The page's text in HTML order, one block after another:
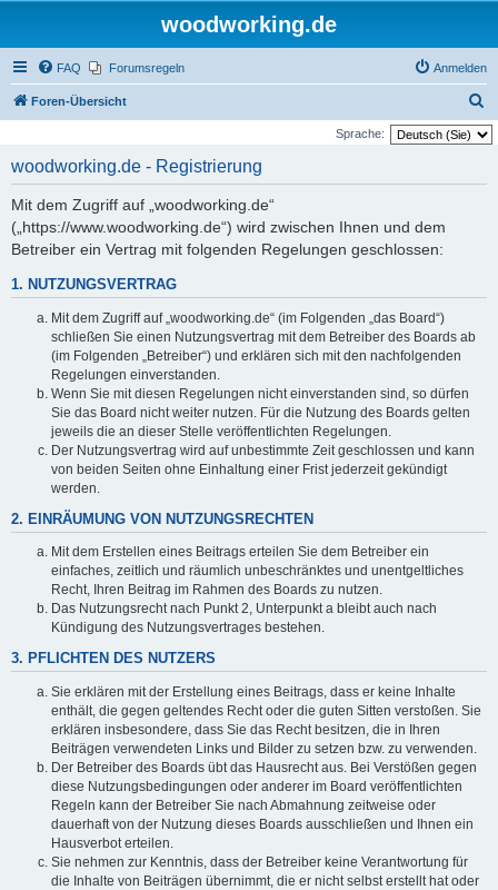
woodworking.de
FAQ Forumsregeln Anmelden
Foren-Übersicht
u
Sprache:
woodworking.de - Registrierung
Mit dem Zugriff auf „woodworking.de“
(„https://www.woodworking.de“) wird zwischen Ihnen und dem
Betreiber ein Vertrag mit folgenden Regelungen geschlossen:
1. NUTZUNGSVERTRAG
Mit dem Zugriff auf „woodworking.de“ (im Folgenden „das Board“)
schließen Sie einen Nutzungsvertrag mit dem Betreiber des Boards ab
(im Folgenden „Betreiber“) und erklären sich mit den nachfolgenden
Regelungen einverstanden.
Wenn Sie mit diesen Regelungen nicht einverstanden sind, so dürfen
Sie das Board nicht weiter nutzen. Für die Nutzung des Boards gelten
jeweils die an dieser Stelle veröffentlichten Regelungen.
Der Nutzungsvertrag wird auf unbestimmte Zeit geschlossen und kann
von beiden Seiten ohne Einhaltung einer Frist jederzeit gekündigt
werden.
2. EINRÄUMUNG VON NUTZUNGSRECHTEN
Mit dem Erstellen eines Beitrags erteilen Sie dem Betreiber ein
einfaches, zeitlich und räumlich unbeschränktes und unentgeltliches
Recht, Ihren Beitrag im Rahmen des Boards zu nutzen.
Das Nutzungsrecht nach Punkt 2, Unterpunkt a bleibt auch nach
Kündigung des Nutzungsvertrages bestehen.
3. PFLICHTEN DES NUTZERS
Sie erklären mit der Erstellung eines Beitrags, dass er keine Inhalte
enthält, die gegen geltendes Recht oder die guten Sitten verstoßen. Sie
erklären insbesondere, dass Sie das Recht besitzen, die in Ihren
Beiträgen verwendeten Links und Bilder zu setzen bzw. zu verwenden.
Der Betreiber des Boards übt das Hausrecht aus. Bei Verstößen gegen
diese Nutzungsbedingungen oder anderer im Board veröffentlichten
Regeln kann der Betreiber Sie nach Abmahnung zeitweise oder
dauerhaft von der Nutzung dieses Boards ausschließen und Ihnen ein
Hausverbot erteilen.
Sie nehmen zur Kenntnis, dass der Betreiber keine Verantwortung für
die Inhalte von Beiträgen übernimmt, die er nicht selbst erstellt hat oder